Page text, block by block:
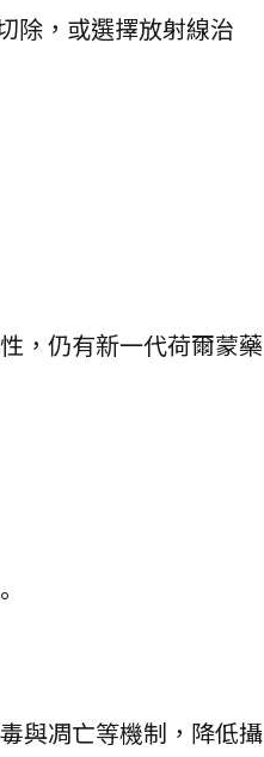
除，或選擇放射線治
，仍有新一代荷爾蒙藥
與凋亡等機制，降低攝